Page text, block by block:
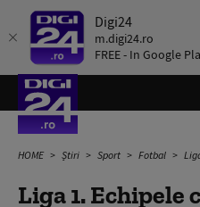
Digi24
m.digi24.ro
FREE - In Google
HOME Știri Sport Fotbal Liga
Liga 1. Echipele